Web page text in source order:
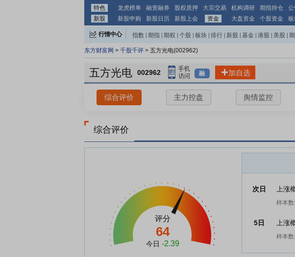
特色 龙虎榜单 融资融券 股权质押 大宗交易 机构调研 期指持仓 公
新股
新股申购 新股日历 新股上会 资金 大盘资金 个股资金 板
行情中心 指数 期指 期权 个股 板块 排行 新股 基金 港股 美股
东方财富网 > 千股千评 > 五方光电(002962)
五方光电 002962 融 加自选
综合评价 主力控盘 舆情监控
综合评价
评分
64
今日 -2.39
次日 上涨
样本
5日 上涨
样本